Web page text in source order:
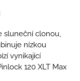
sluneční clonou,
nízkou
vynikající
120 XLT Max